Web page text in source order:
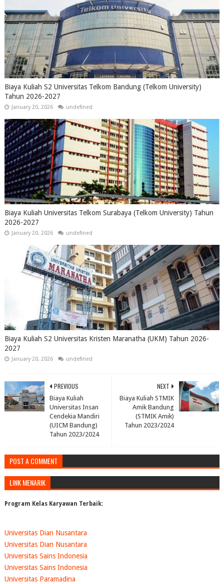
Biaya Kuliah S2 Universitas Telkom Bandung (Telkom University)
Tahun 2026-2027
January 20, 2026 undefined
Biaya Kuliah Universitas Telkom Surabaya (Telkom University) Tahun
2026-2027
January 20, 2026 undefined
Biaya Kuliah S2 Universitas Kristen Maranatha (UKM) Tahun 2026-
2027
January 20, 2026 undefined
NEXT
Biaya Kuliah STMIK
Amik Bandung
(STMIK Amik)
Tahun 2023/2024
PREVIOUS
Biaya Kuliah
Universitas Insan
Cendekia Mandiri
(UICM Bandung)
Tahun 2023/2024
POST A COMMENT
LINK MENARIK
Program Kelas Karyawan Terbaik:
Universitas Dian Nusantara
Universitas Dian Nusantara
Universitas Sains Indonesia
Universitas Sains Indonesia
Universitas Paramadina